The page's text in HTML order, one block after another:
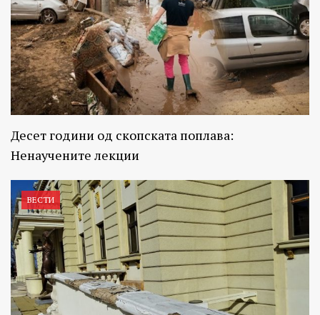
Десет години од скопската поплава:
Ненаучените лекции
ВЕСТИ